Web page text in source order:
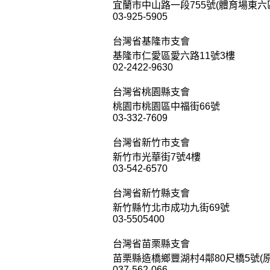
宜蘭市中山路一段755號(體育場東六
03-925-5905
台灣省基隆市支會
基隆市仁愛區愛六路11號3樓
02-2422-9630
台灣省桃園縣支會
桃園市桃園區中福街66號
03-332-7609
台灣省新竹市支會
新竹市光華街7號4樓
03-542-6570
台灣省新竹縣支會
新竹縣竹北市成功九街69號
03-5505400
台灣省苗栗縣支會
苗栗縣造橋鄉豐湖村4鄰80尺橋5號(